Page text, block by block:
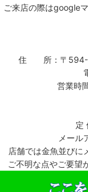
ご来店の際はgoogle
住 所：〒594-
営業時
定
メー
店舗では金魚並びに
ご不明な点やご要望